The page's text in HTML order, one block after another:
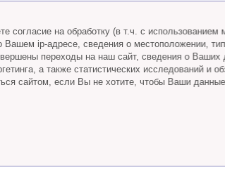
согласие на обработку (в т.ч. с
Вашем ip-адресе, сведения о местоположении,
переходы на наш сайт, сведения о
а также статистических исследований и
сайтом, если Вы не хотите, чтобы Ваши